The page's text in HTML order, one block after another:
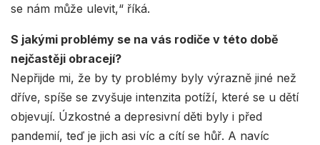
se nám může ulevit,“ říká.
S jakými problémy se na vás rodiče v této době
nejčastěji obracejí?
Nepřijde mi, že by ty problémy byly výrazně jiné než
dříve, spíše se zvyšuje intenzita potíží, které se u dětí
objevují. Úzkostné a depresivní děti byly i před
pandemií, teď je jich asi víc a cítí se hůř. A navíc